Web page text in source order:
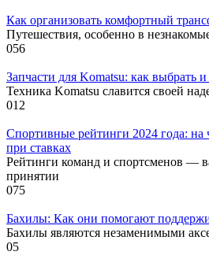
Как организовать комфортный
Путешествия, особенно в
056
Запчасти для Komatsu: как выбрать и
Техника Komatsu славится своей
012
Спортивные рейтинги 2024 года: на
при ставках
Рейтинги команд и спортсменов —
принятии
075
Бахилы: Как они помогают
Бахилы являются незаменимыми
05